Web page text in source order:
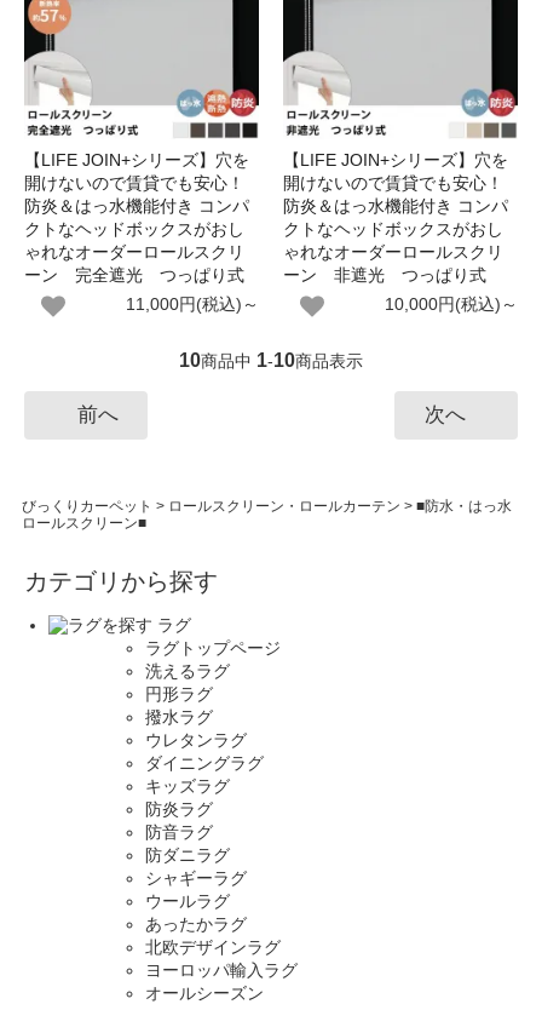
【LIFE JOIN+シリーズ】穴を
開けないので賃貸でも安心！
防炎＆はっ水機能付き コンパ
クトなヘッドボックスがおし
ゃれなオーダーロールスクリ
ーン 完全遮光 つっぱり式
11,000円(税込)～
【LIFE JOIN+シリーズ】穴を
開けないので賃貸でも安心！
防炎＆はっ水機能付き コンパ
クトなヘッドボックスがおし
ゃれなオーダーロールスクリ
ーン 非遮光 つっぱり式
10,000円(税込)～
10商品中 1-10商品表示
前へ 次へ
びっくりカーペット > ロールスクリーン・ロールカーテン > ■防水・はっ水
ロールスクリーン■
カテゴリから探す
ラグ
ラグトップページ
洗えるラグ
円形ラグ
撥水ラグ
ウレタンラグ
ダイニングラグ
キッズラグ
防炎ラグ
防音ラグ
防ダニラグ
シャギーラグ
ウールラグ
あったかラグ
北欧デザインラグ
ヨーロッパ輸入ラグ
オールシーズン